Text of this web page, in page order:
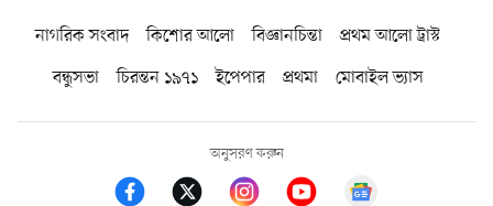
নাগরিক সংবাদ কিশোর আলো বিজ্ঞানচিন্তা
প্রথম আলো ট্রাস্ট
বন্ধুসভা
চিরন্তন ১৯৭১ ইপেপার প্রথমা মোবাইল ভ্যাস
অনুসরণ করুন